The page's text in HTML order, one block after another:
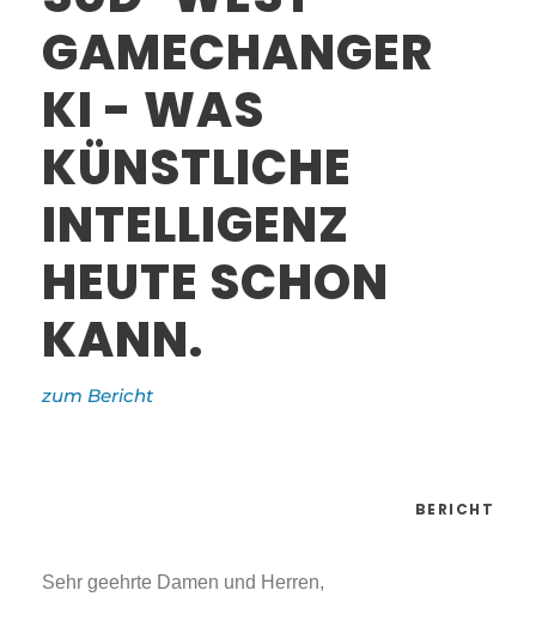
GAMECHANGER
KI - WAS
KÜNSTLICHE
INTELLIGENZ
HEUTE SCHON
KANN.
zum Bericht
BERICHT
Sehr geehrte Damen und Herren,